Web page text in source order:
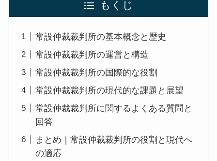
もくじ
常設仲裁裁判所の基本概念と歴史
常設仲裁裁判所の運営と構造
常設仲裁裁判所の国際的な役割
常設仲裁裁判所の現代的な課題と展望
常設仲裁裁判所に関するよくある質問と
回答
まとめ｜常設仲裁裁判所の役割と現代へ
の適応